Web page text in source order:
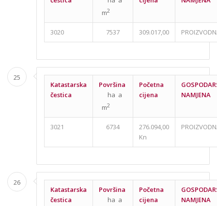
m2
3020 7537 309.017,00
25
Katastarska
čestica
Površina
ha a
m2
Početna
cijena
NAMJENA
3021 6734
276.094,00
Kn
26
Katastarska
čestica
Površina
ha a
Početna
cijena
NAMJENA